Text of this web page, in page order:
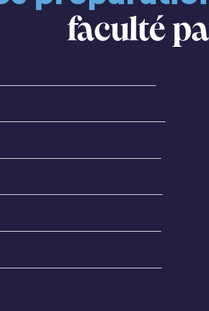
faculté